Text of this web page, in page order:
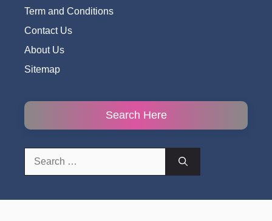
Term and Conditions
Contact Us
About Us
Sitemap
Search Here